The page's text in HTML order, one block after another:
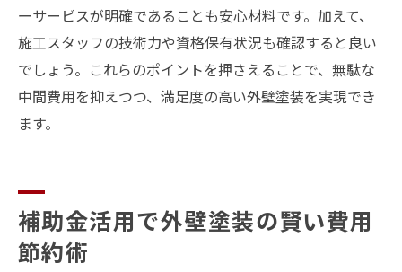
ーサービスが明確であることも安心材料です。加えて、
施工スタッフの技術力や資格保有状況も確認すると良い
でしょう。これらのポイントを押さえることで、無駄な
中間費用を抑えつつ、満足度の高い外壁塗装を実現でき
ます。
補助金活用で外壁塗装の賢い費用
節約術